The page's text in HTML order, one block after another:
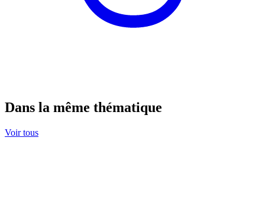
Dans la même thématique
Voir tous